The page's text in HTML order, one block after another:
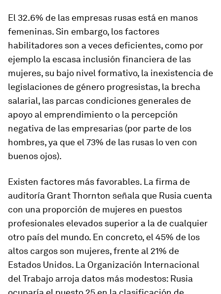
El 32.6% de las empresas rusas está en manos
femeninas. Sin embargo, los factores
habilitadores son a veces deficientes, como por
ejemplo la escasa inclusión financiera de las
mujeres, su bajo nivel formativo, la inexistencia de
legislaciones de género progresistas, la brecha
salarial, las parcas condiciones generales de
apoyo al emprendimiento o la percepción
negativa de las empresarias (por parte de los
hombres, ya que el 73% de las rusas lo ven con
buenos ojos).
Existen factores más favorables. La firma de
auditoría Grant Thornton señala que Rusia cuenta
con una proporción de mujeres en puestos
profesionales elevados superior a la de cualquier
otro país del mundo. En concreto, el 45% de los
altos cargos son mujeres, frente al 21% de
Estados Unidos. La Organización Internacional
del Trabajo arroja datos más modestos: Rusia